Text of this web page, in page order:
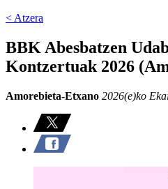
< Atzera
BBK Abesbatzen
Kontzertuak 2026
Amorebieta-Etxano 2026(e)ko